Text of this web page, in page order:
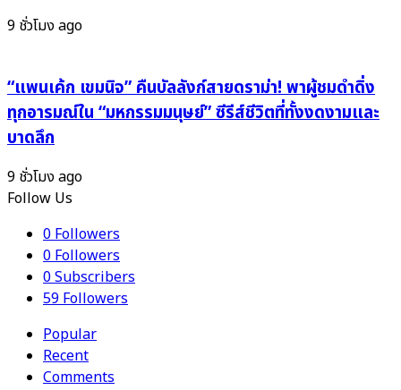
9 ชั่วโมง ago
“แพนเค้ก เขมนิจ” คืนบัลลังก์สายดราม่า! พาผู้ชมดำดิ่ง
ทุกอารมณ์ใน “มหกรรมมนุษย์” ซีรีส์ชีวิตที่ทั้งงดงามและ
บาดลึก
9 ชั่วโมง ago
Follow Us
0Followers
0Followers
0Subscribers
59Followers
Popular
Recent
Comments